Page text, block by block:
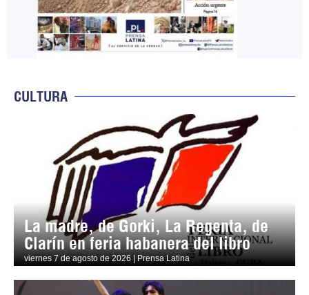
CULTURA
La madre, de Gorki, La Regenta, de
Clarín en feria habanera del libro
viernes 7 de agosto de 2026 | Prensa Latina